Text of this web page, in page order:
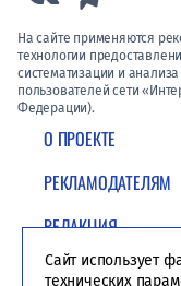
О ПРОЕКТЕ
РЕКЛАМОДАТЕЛЯМ
РЕДАКЦИЯ
ПОЛИТИКА
На сайте применяются
технологии
систематизации и
пользователей сети
Федерации).
Сайт использует
технических